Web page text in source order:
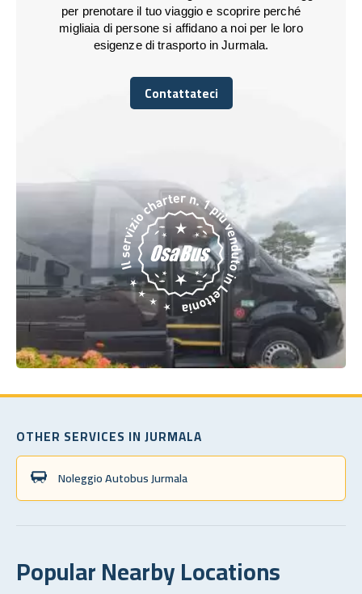
per prenotare il tuo viaggio e scoprire perché
migliaia di persone si affidano a noi per le loro
esigenze di trasporto in Jurmala.
Contattateci
Contattateci
OTHER SERVICES IN JURMALA
Noleggio Autobus Jurmala
Popular Nearby Locations